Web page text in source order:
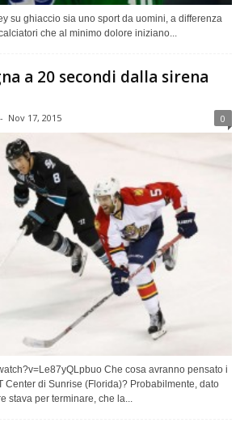
su ghiaccio sia uno sport da uomini, a differenza
che al minimo dolore iniziano...
a 20 secondi dalla sirena
- Nov 17, 2015 0
Che cosa avranno pensato i
Center di Sunrise (Florida)? Probabilmente, dato
stava per terminare, che la...